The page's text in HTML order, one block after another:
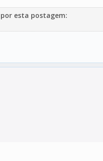
esta postagem: